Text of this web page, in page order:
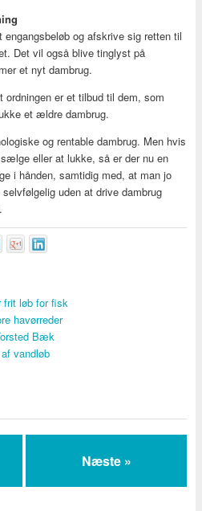
engangsbeløb og afskrive sig retten til
Det vil også blive tinglyst på
et nyt dambrug.
ordningen er et tilbud til dem, som
et ældre dambrug.
og rentable dambrug. Men hvis
eller at lukke, så er der nu en
i hånden, samtidig med, at man jo
uden at drive dambrug
frit løb for fisk
havørreder
Bæk
vandløb
Næste »